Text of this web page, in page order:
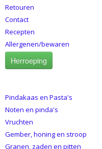
Retouren
Contact
Recepten
Allergenen/bewaren
Herroeping
Pindakaas en Pasta's
Noten en pinda's
Vruchten
Gember, honing en stroop
Granen, zaden en pitten